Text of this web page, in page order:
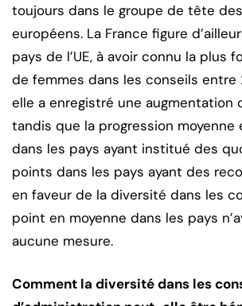
toujours dans le groupe de tête
européens. La France figure
pays de l’UE, à avoir connu la plus
de femmes dans les conseils entre
elle a enregistré une augmentation
tandis que la progression moyenne
dans les pays ayant institué des
points dans les pays ayant des
en faveur de la diversité dans les
point en moyenne dans les pays
aucune mesure.
Comment la diversité dans les